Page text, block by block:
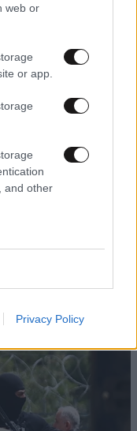
web or
or app.
and other
Privacy Policy